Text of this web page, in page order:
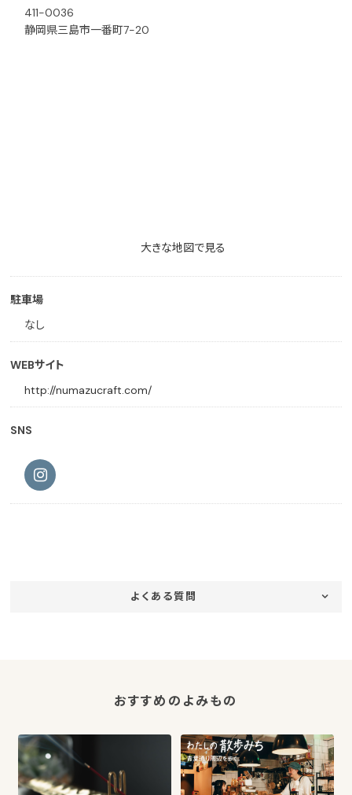
411-0036
静岡県三島市一番町7-20
大きな地図で見る
駐車場
なし
WEBサイト
http://numazucraft.com/
SNS
よくある質問
おすすめのよみもの